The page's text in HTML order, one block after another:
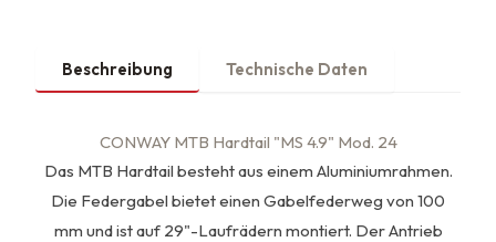
Beschreibung Technische Daten
CONWAY MTB Hardtail "MS 4.9" Mod. 24
Das MTB Hardtail besteht aus einem Aluminiumrahmen.
Die Federgabel bietet einen Gabelfederweg von 100
mm und ist auf 29"-Laufrädern montiert. Der Antrieb